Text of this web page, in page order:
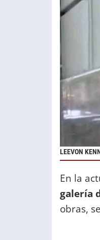
LEEVON
En la
galería
obras,